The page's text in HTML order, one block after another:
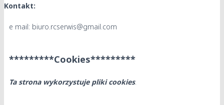
Kontakt:
e mail: biuro.rcserwis@gmail.com
*********Cookies*********
Ta strona wykorzystuje pliki cookies.